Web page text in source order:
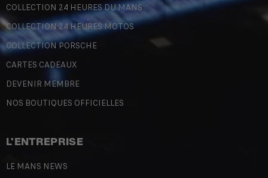
COLLECTION 24 HEURES DU MANS
COLLECTION 24 HEURES MOTOS
COLLECTION PORSCHE
CARTES CADEAUX
DEVENIR MEMBRE
NOS BOUTIQUES OFFICIELLES
L'ENTREPRISE
LE MANS NEWS